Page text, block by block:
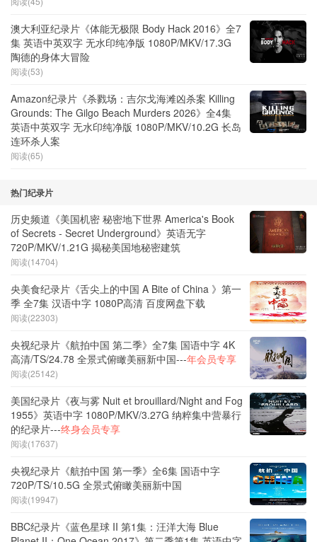
澳大利亚纪录片《体能无极限 Body Hack 2016》全7
集 英语中英双字 无水印纯净版 1080P/MKV/17.3G
陶德的身体大冒险
阅读(53)
Amazon纪录片《杀戮场：吉尔戈海滩凶杀案 Killing
Grounds: The Gilgo Beach Murders 2026》全4集
英语中英双字 无水印纯净版 1080P/MKV/10.2G 长岛
连环杀人案
阅读(65)
热门纪录片
历史频道《美国机密 秘密地下世界 America's Book
of Secrets - Secret Underground》英语无字
720P/MKV/1.21G 揭秘美国地秘密建筑
阅读(14704)
央美食纪录片《舌尖上的中国 A Bite of China 》第一
季 全7集 汉语中字 1080P高清 百度网盘下载
阅读(22303)
央视纪录片《航拍中国 第二季》全7集 国语中字 4K
高清/TS/24.78 全景式俯瞰美丽新中国---年会员专享
阅读(25142)
美国纪录片《夜与雾 Nuit et brouillard/Night and Fog
1955》英语中字 1080P/MKV/3.27G 纳粹集中营暴行
的纪录片---终身会员专享
阅读(17637)
央视纪录片《航拍中国 第一季》全6集 国语中字
720P/TS/10.5G 全景式俯瞰美丽新中国
阅读(19947)
BBC纪录片《蓝色星球 II 第1集：汪洋大海 Blue